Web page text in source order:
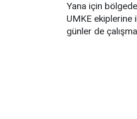
Yana için
UMKE
günler de